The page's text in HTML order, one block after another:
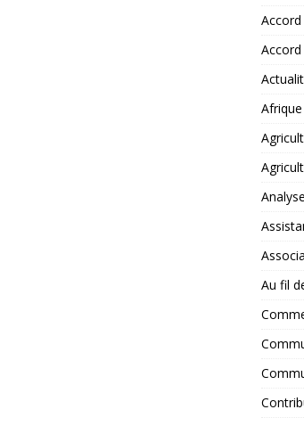
Afrique
Analyse
Au fil